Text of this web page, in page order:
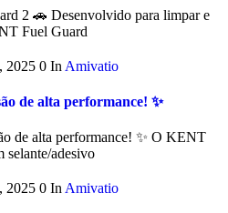
2 🚗 Desenvolvido para limpar e
Fuel Guard
2025 0 In Amivatio
de alta performance! ✨
de alta performance! ✨ O KENT
selante/adesivo
2025 0 InAmivatio